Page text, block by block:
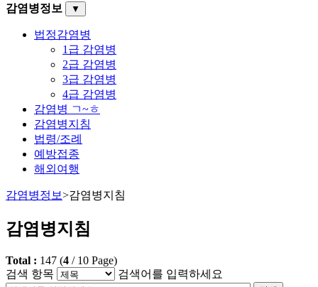
감염병정보 ▼
법정감염병
1급 감염병
2급 감염병
3급 감염병
4급 감염병
감염병 ㄱ~ㅎ
감염병지침
법령/조례
예방접종
해외여행
감염병정보>감염병지침
감염병지침
Total : 147 (4 / 10 Page)
검색 항목
검색어를 입력하세요